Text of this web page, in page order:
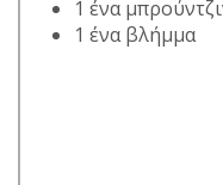
1 ένα
1 ένα βλήμμα